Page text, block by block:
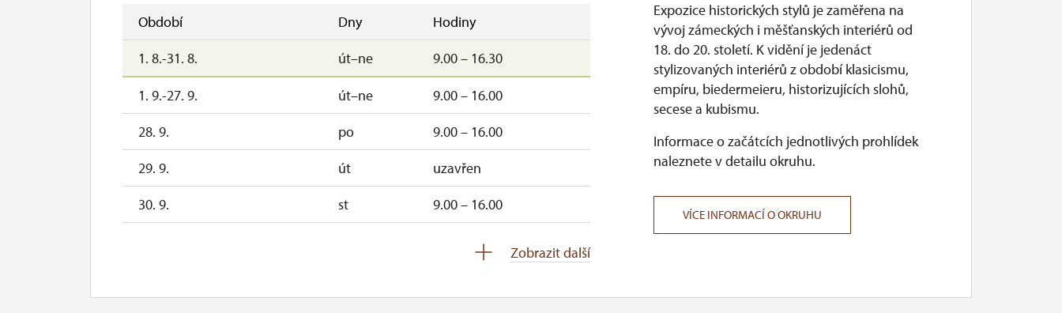
Období Dny
Hodiny
1. 8.-31. 8.
út–ne 9.00 – 16.30
1. 9.-27. 9. út–ne
9.00 – 16.00
28. 9.
po
9.00 – 16.00
29. 9.
út
uzavřen
30. 9.
st
9.00 – 16.00
9.00 – 15.00
Zobrazit další
Expozice historických stylů je zaměřena na
vývoj zámeckých i měšťanských interiérů od
18. do 20. století. K vidění je jedenáct
stylizovaných interiérů z období klasicismu,
empíru, biedermeieru, historizujících slohů,
secese a kubismu.
Informace o začátcích jednotlivých prohlídek
naleznete v detailu okruhu.
VÍCE INFORMACÍ O OKRUHU